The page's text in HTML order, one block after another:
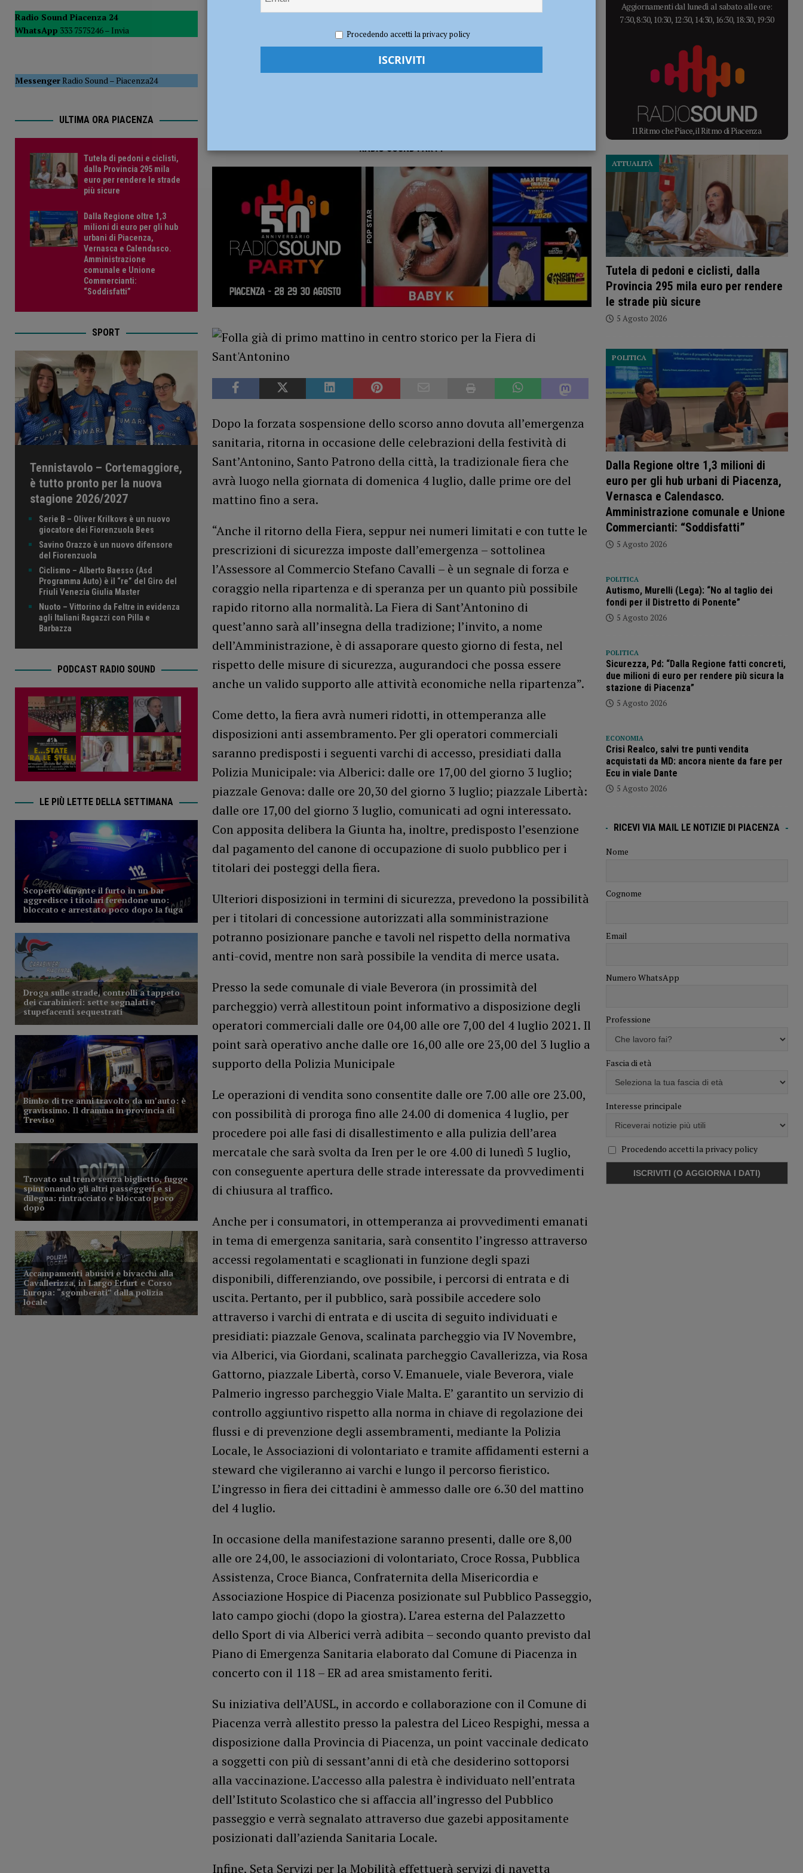
del Consiglio POLITICA
[ 5 Agosto 2026 ] Tutela di pedoni e ciclisti, dalla Provincia 295 mila euro per rendere le strade più sicure ATTUALITÀ
RADIO SOUND PARTY
Dopo la forzata sospensione dello scorso anno dovuta all’emergenza
sanitaria, ritorna in occasione delle celebrazioni della festività di
Sant’Antonino, Santo Patrono della città, la tradizionale fiera che
avrà luogo nella giornata di domenica 4 luglio, dalle prime ore del
mattino fino a sera.
“Anche il ritorno della Fiera, seppur nei numeri limitati e con tutte le
prescrizioni di sicurezza imposte dall’emergenza – sottolinea
l’Assessore al Commercio Stefano Cavalli – è un segnale di forza e
coraggio nella ripartenza e di speranza per un quanto più possibile
rapido ritorno alla normalità. La Fiera di Sant’Antonino di
quest’anno sarà all’insegna della tradizione; l’invito, a nome
dell’Amministrazione, è di assaporare questo giorno di festa, nel
rispetto delle misure di sicurezza, augurandoci che possa essere
anche un valido supporto alle attività economiche nella ripartenza”.
Come detto, la fiera avrà numeri ridotti, in ottemperanza alle
disposizioni anti assembramento. Per gli operatori commerciali
saranno predisposti i seguenti varchi di accesso, presidiati dalla
Polizia Municipale: via Alberici: dalle ore 17,00 del giorno 3 luglio;
piazzale Genova: dalle ore 20,30 del giorno 3 luglio; piazzale Libertà:
dalle ore 17,00 del giorno 3 luglio, comunicati ad ogni interessato.
Con apposita delibera la Giunta ha, inoltre, predisposto l’esenzione
dal pagamento del canone di occupazione di suolo pubblico per i
titolari dei posteggi della fiera.
Ulteriori disposizioni in termini di sicurezza, prevedono la possibilità
per i titolari di concessione autorizzati alla somministrazione
potranno posizionare panche e tavoli nel rispetto della normativa
anti-covid, mentre non sarà possibile la vendita di merce usata.
Presso la sede comunale di viale Beverora (in prossimità del
parcheggio) verrà allestitoun point informativo a disposizione degli
operatori commerciali dalle ore 04,00 alle ore 7,00 del 4 luglio 2021. Il
point sarà operativo anche dalle ore 16,00 alle ore 23,00 del 3 luglio a
supporto della Polizia Municipale
Le operazioni di vendita sono consentite dalle ore 7.00 alle ore 23.00,
con possibilità di proroga fino alle 24.00 di domenica 4 luglio, per
procedere poi alle fasi di disallestimento e alla pulizia dell’area
mercatale che sarà svolta da Iren per le ore 4.00 di lunedì 5 luglio,
con conseguente apertura delle strade interessate da provvedimenti
di chiusura al traffico.
Anche per i consumatori, in ottemperanza ai provvedimenti emanati
in tema di emergenza sanitaria, sarà consentito l’ingresso attraverso
accessi regolamentati e scaglionati in funzione degli spazi
disponibili, differenziando, ove possibile, i percorsi di entrata e di
uscita. Pertanto, per il pubblico, sarà possibile accedere solo
attraverso i varchi di entrata e di uscita di seguito individuati e
presidiati: piazzale Genova, scalinata parcheggio via IV Novembre,
via Alberici, via Giordani, scalinata parcheggio Cavallerizza, via Rosa
Gattorno, piazzale Libertà, corso V. Emanuele, viale Beverora, viale
Palmerio ingresso parcheggio Viale Malta. E’ garantito un servizio di
controllo aggiuntivo rispetto alla norma in chiave di regolazione dei
flussi e di prevenzione degli assembramenti, mediante la Polizia
Locale, le Associazioni di volontariato e tramite affidamenti esterni a
steward che vigileranno ai varchi e lungo il percorso fieristico.
L’ingresso in fiera dei cittadini è ammesso dalle ore 6.30 del mattino
del 4 luglio.
In occasione della manifestazione saranno presenti, dalle ore 8,00
alle ore 24,00, le associazioni di volontariato, Croce Rossa, Pubblica
Assistenza, Croce Bianca, Confraternita della Misericordia e
Associazione Hospice di Piacenza posizionate sul Pubblico Passeggio,
lato campo giochi (dopo la giostra). L’area esterna del Palazzetto
dello Sport di via Alberici verrà adibita – secondo quanto previsto dal
Piano di Emergenza Sanitaria elaborato dal Comune di Piacenza in
concerto con il 118 – ER ad area smistamento feriti.
Su iniziativa dell’AUSL, in accordo e collaborazione con il Comune di
Piacenza verrà allestito presso la palestra del Liceo Respighi, messa a
disposizione dalla Provincia di Piacenza, un point vaccinale dedicato
a soggetti con più di sessant’anni di età che desiderino sottoporsi
alla vaccinazione. L’accesso alla palestra è individuato nell’entrata
dell’Istituto Scolastico che si affaccia all’ingresso del Pubblico
passeggio e verrà segnalato attraverso due gazebi appositamente
posizionati dall’azienda Sanitaria Locale.
Infine, Seta Servizi per la Mobilità effettuerà servizi di navetta
Radio Sound Piacenza 24
WhatsApp 333 7575246 – Invia
MessengerRadio Sound–Piacenza24
ULTIMA ORA PIACENZA
Tutela di pedoni e ciclisti,
dalla Provincia 295 mila
euro per rendere le strade
più sicure
Dalla Regione oltre 1,3
milioni di euro per gli hub
urbani di Piacenza,
Vernasca e Calendasco.
Amministrazione
comunale e Unione
Commercianti:
“Soddisfatti”
SPORT
Tennistavolo – Cortemaggiore,
è tutto pronto per la nuova
stagione 2026/2027
Serie B – Oliver Krilkovs è un nuovo
giocatore dei Fiorenzuola Bees
Savino Orazzo è un nuovo difensore
del Fiorenzuola
Ciclismo – Alberto Baesso (Asd
Programma Auto) è il “re” del Giro del
Friuli Venezia Giulia Master
Nuoto – Vittorino da Feltre in evidenza
agli Italiani Ragazzi con Pilla e
Barbazza
PODCAST RADIO SOUND
LE PIÙ LETTE DELLA SETTIMANA
Aggiornamenti dal lunedì al sabato alle ore:
7:30, 8:30, 10:30, 12:30, 14:30, 16:30, 18:30, 19:30
Il Ritmo che Piace, il Ritmo di Piacenza
Tutela di pedoni e ciclisti, dalla
Provincia 295 mila euro per rendere
le strade più sicure
ATTUALITÀ
5 Agosto 2026
Dalla Regione oltre 1,3 milioni di
euro per gli hub urbani di Piacenza,
Vernasca e Calendasco.
Amministrazione comunale e Unione
Commercianti: “Soddisfatti”
POLITICA
5 Agosto 2026
POLITICA
Autismo, Murelli (Lega): “No al taglio dei
fondi per il Distretto di Ponente”
5 Agosto 2026
POLITICA
Sicurezza, Pd: “Dalla Regione fatti concreti,
due milioni di euro per rendere più sicura la
stazione di Piacenza”
5 Agosto 2026
ECONOMIA
Crisi Realco, salvi tre punti vendita
acquistati da MD: ancora niente da fare per
Ecu in viale Dante
5 Agosto 2026
RICEVI VIA MAIL LE NOTIZIE DI PIACENZA
Nome
Cognome
Email
Numero WhatsApp
Professione
Fascia di età
Interesse principale
Procedendo accetti la privacy policy
Procedendo accetti la privacy policy